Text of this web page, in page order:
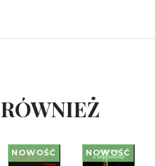
NOWOŚĆ NOWOŚĆ